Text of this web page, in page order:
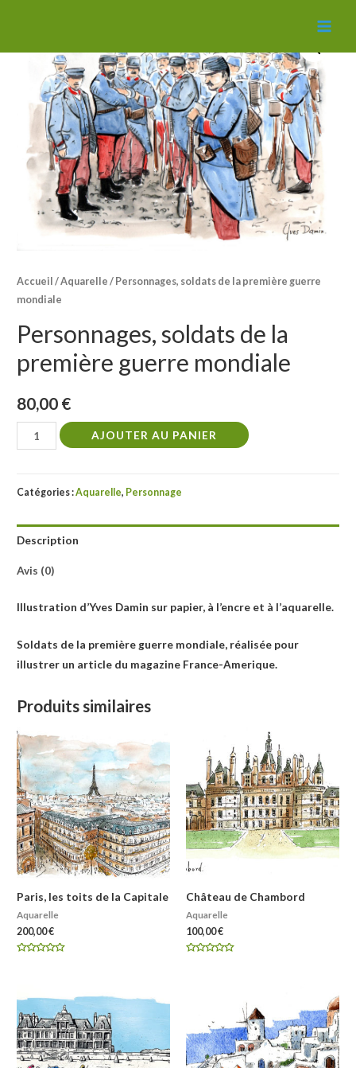
Accueil /Aquarelle / Personnages, soldats de la première guerre
mondiale
Personnages, soldats de la
première guerre mondiale
80,00 €
quantité
de
soldats
la
première
guerre
AJOUTER AU PANIER
Catégories :Aquarelle, Personnage
Description
Avis (0)
Illustration d’Yves Damin sur papier, à l’encre et à l’aquarelle.
Soldats de la première guerre mondiale, réalisée pour
illustrer un article du magazine France-Amerique.
Produits similaires
Paris, les toits de la Capitale
Aquarelle
200,00€
Château de Chambord
Aquarelle
100,00€